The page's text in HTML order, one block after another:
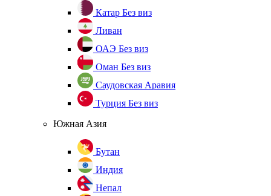
Катар Без виз
Ливан
ОАЭ Без виз
Оман Без виз
Саудовская Аравия
Турция Без виз
Южная Азия
Бутан
Индия
Непал